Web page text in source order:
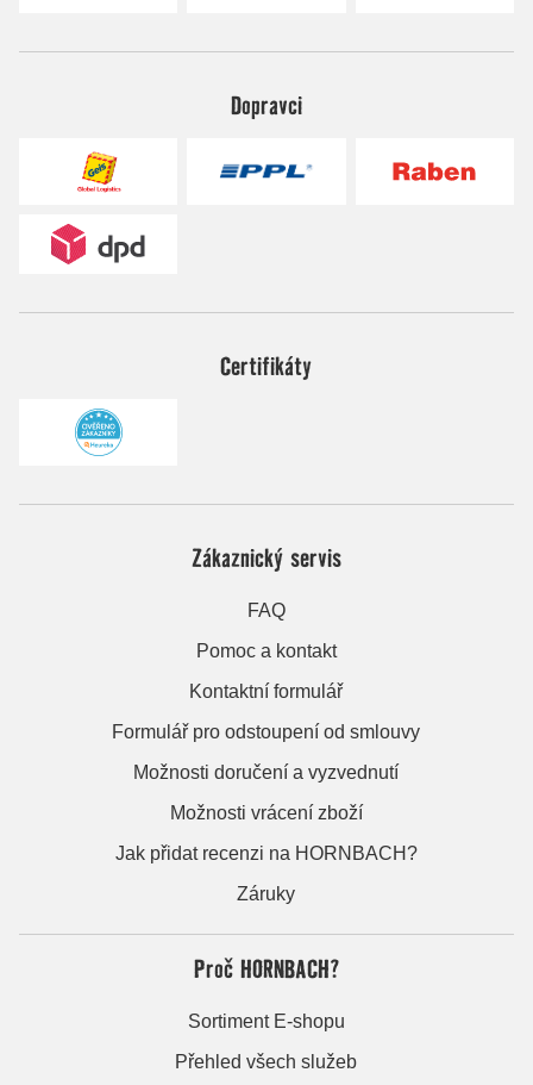
Dopravci
Certifikáty
Zákaznický servis
FAQ
Pomoc a kontakt
Kontaktní formulář
Formulář pro odstoupení od smlouvy
Možnosti doručení a vyzvednutí
Možnosti vrácení zboží
Jak přidat recenzi na HORNBACH?
Záruky
Proč HORNBACH?
Sortiment E-shopu
Přehled všech služeb